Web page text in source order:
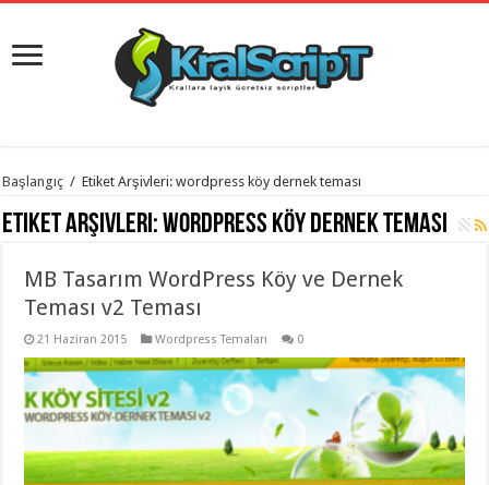
istanbul
evden
eve
organizasyon ,
gaziantep
evden
taşımacılık,
evden
taşımacılık,
gaziantep
evden
taşımacılık,
evden
Başlangıç / Etiket Arşivleri: wordpress köy dernek teması
Etiket Arşivleri:wordpress köy dernek teması
MB Tasarım WordPress Köy ve Dernek
Teması v2 Teması
21 Haziran 2015 Wordpress Temaları 0